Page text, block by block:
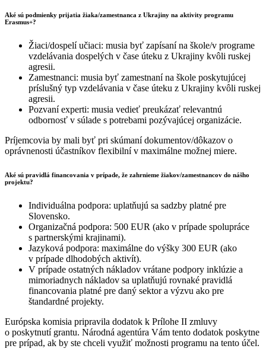
Aké sú podmienky prijatia žiaka/zamestnanca z Ukrajiny na aktivity programu
Erasmus+?
Žiaci/dospelí učiaci: musia byť zapísaní na škole/v programe
vzdelávania dospelých v čase úteku z Ukrajiny kvôli ruskej
agresii.
Zamestnanci: musia byť zamestnaní na škole poskytujúcej
príslušný typ vzdelávania v čase úteku z Ukrajiny kvôli ruskej
agresii.
Pozvaní experti: musia vedieť preukázať relevantnú
odbornosť v súlade s potrebami pozývajúcej organizácie.
Príjemcovia by mali byť pri skúmaní dokumentov/dôkazov o
oprávnenosti účastníkov flexibilní v maximálne možnej miere.
Aké sú pravidlá financovania v prípade, že zahrnieme žiakov/zamestnancov do nášho
projektu?
Individuálna podpora: uplatňujú sa sadzby platné pre
Slovensko.
Organizačná podpora: 500 EUR (ako v prípade spolupráce
s partnerskými krajinami).
Jazyková podpora: maximálne do výšky 300 EUR (ako
v prípade dlhodobých aktivít).
V prípade ostatných nákladov vrátane podpory inklúzie a
mimoriadnych nákladov sa uplatňujú rovnaké pravidlá
financovania platné pre daný sektor a výzvu ako pre
štandardné projekty.
Európska komisia pripravila dodatok k Prílohe II zmluvy
o poskytnutí grantu. Národná agentúra Vám tento dodatok poskytne
pre prípad, ak by ste chceli využiť možnosti programu na tento účel.